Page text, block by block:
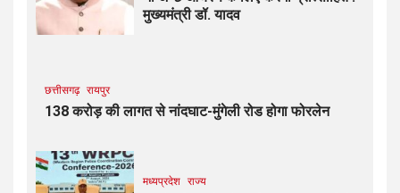
मुख्यमंत्री डॉ. यादव
छत्तीसगढ़ रायपुर
138 करोड़ की लागत से नांदघाट-मुंगेली रोड होगा फोरलेन
मध्यप्रदेश राज्य